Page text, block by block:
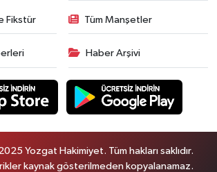
Fikstür Tüm Manşetler
Haber Arşivi
Yozgat Hakimiyet. Tüm hakları saklıdır.
kaynak gösterilmeden kopyalanamaz.